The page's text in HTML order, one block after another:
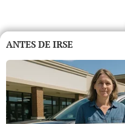
ANTES DE IRSE